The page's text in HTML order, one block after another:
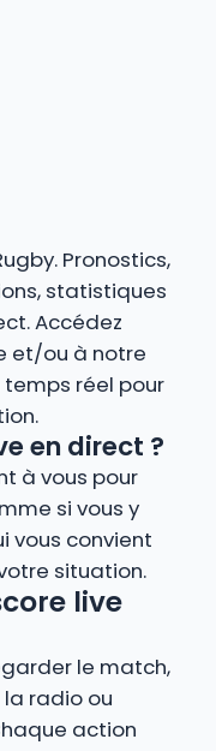
Pronostics,
statistiques
Accédez
et/ou à notre
réel pour
en direct ?
à vous pour
si vous y
vous convient
situation.
live
le match,
la radio ou
action